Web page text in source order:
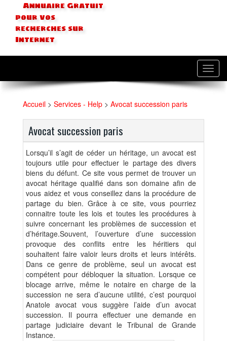
Annuaire Gratuit
pour vos
recherches sur
Internet
Accueil > Services - Help > Avocat succession paris
Avocat succession paris
Lorsqu’il s’agit de céder un héritage, un avocat est
toujours utile pour effectuer le partage des divers
biens du défunt. Ce site vous permet de trouver un
avocat héritage qualifié dans son domaine afin de
vous aidez et vous conseillez dans la procédure de
partage du bien. Grâce à ce site, vous pourriez
connaitre toute les lois et toutes les procédures à
suivre concernant les problèmes de succession et
d’héritage.Souvent, l’ouverture d’une succession
provoque des conflits entre les héritiers qui
souhaitent faire valoir leurs droits et leurs intérêts.
Dans ce genre de problème, seul un avocat est
compétent pour débloquer la situation. Lorsque ce
blocage arrive, même le notaire en charge de la
succession ne sera d’aucune utilité, c’est pourquoi
Anatole avocat vous suggère l’aide d’un avocat
succession. Il pourra effectuer une demande en
partage judiciaire devant le Tribunal de Grande
Instance.